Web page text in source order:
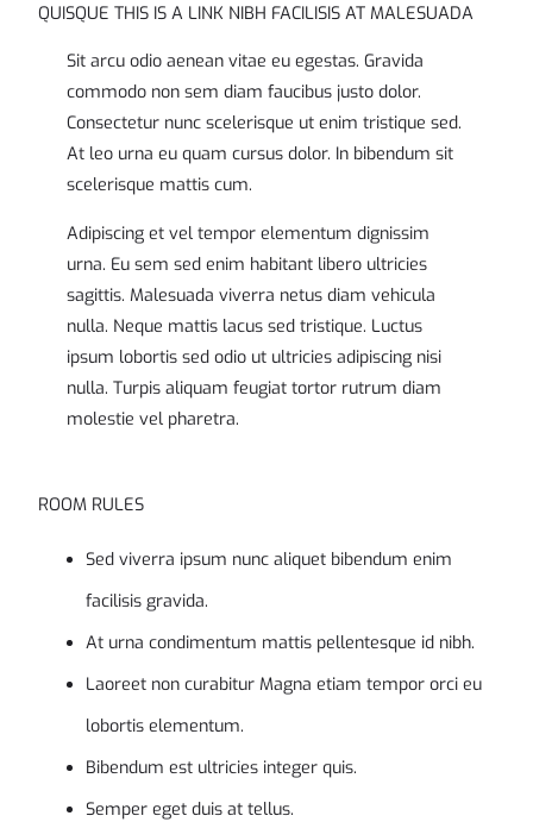
QUISQUE THIS IS A LINK NIBH FACILISIS AT MALESUADA
Sit arcu odio aenean vitae eu egestas. Gravida
commodo non sem diam faucibus justo dolor.
Consectetur nunc scelerisque ut enim tristique sed.
At leo urna eu quam cursus dolor. In bibendum sit
scelerisque mattis cum.
Adipiscing et vel tempor elementum dignissim
urna. Eu sem sed enim habitant libero ultricies
sagittis. Malesuada viverra netus diam vehicula
nulla. Neque mattis lacus sed tristique. Luctus
ipsum lobortis sed odio ut ultricies adipiscing nisi
nulla. Turpis aliquam feugiat tortor rutrum diam
molestie vel pharetra.
ROOM RULES
Sed viverra ipsum nunc aliquet bibendum enim
facilisis gravida.
At urna condimentum mattis pellentesque id nibh.
Laoreet non curabitur Magna etiam tempor orci eu
lobortis elementum.
Bibendum est ultricies integer quis.
Semper eget duis at tellus.